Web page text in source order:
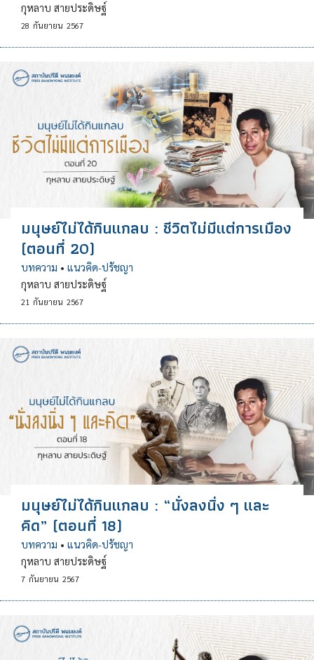
กุหลาบ สายประดิษฐ์
28 กันยายน 2567
มนุษย์ไม่ได้กินแกลบ : ชีวิตไม่มีแต่การเมือง
(ตอนที่ 20)
บทความ • แนวคิด-ปรัชญา
กุหลาบ สายประดิษฐ์
21 กันยายน 2567
มนุษย์ไม่ได้กินแกลบ : “นั่งลงนิ่ง ๆ และ
คิด” (ตอนที่ 18)
บทความ • แนวคิด-ปรัชญา
กุหลาบ สายประดิษฐ์
7 กันยายน 2567